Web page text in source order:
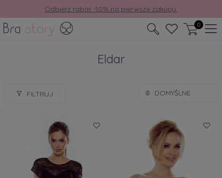
Odbierz rabat -10% na pierwsze zakupy.
Darmowa dostawa już od 150 zł.
0
Eldar
FILTRUJ